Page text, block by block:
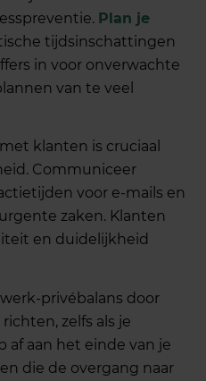
Plan je
tijdsinschattingen
in voor onverwachte
van te veel
klanten is cruciaal
Communiceer
voor e-mails en
zaken. Klanten
en duidelijkheid
privébalans door
zelfs als je
af aan het einde van je
die de overgang naar